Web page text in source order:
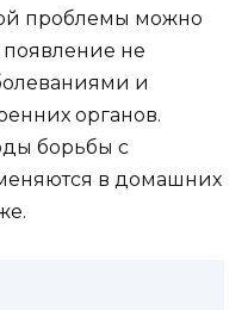
проблемы можно
не
и
органов.
борьбы с
в домашних